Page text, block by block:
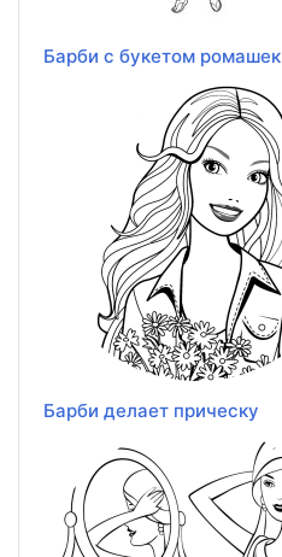
Барби с букетом ромашек
Барби делает прическу